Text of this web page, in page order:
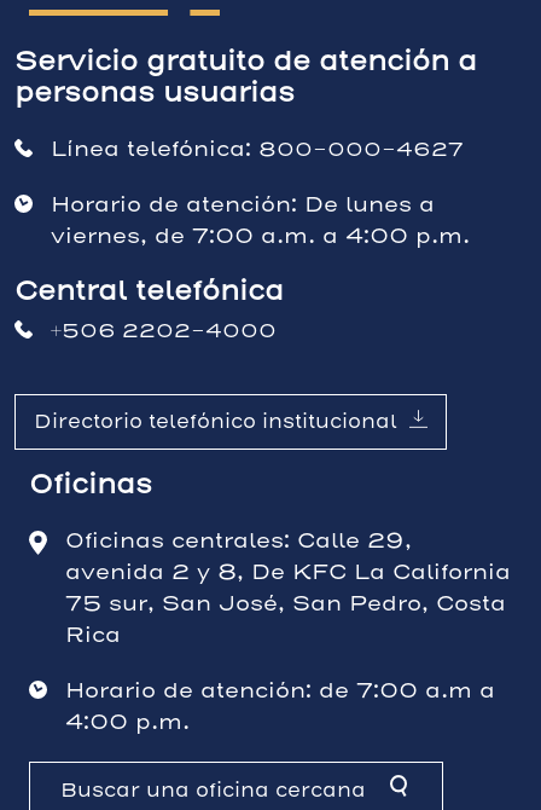
Servicio gratuito de atención a
personas usuarias
Línea telefónica: 800-000-4627
Horario de atención: De lunes a
viernes, de 7:00 a.m. a 4:00 p.m.
Central telefónica
+506 2202-4000
Directorio telefónico institucional
Oficinas
Oficinas centrales: Calle 29,
avenida 2 y 8, De KFC La California
75 sur, San José, San Pedro, Costa
Rica
Horario de atención: de 7:00 a.m a
4:00 p.m.
Buscar una oficina cercana